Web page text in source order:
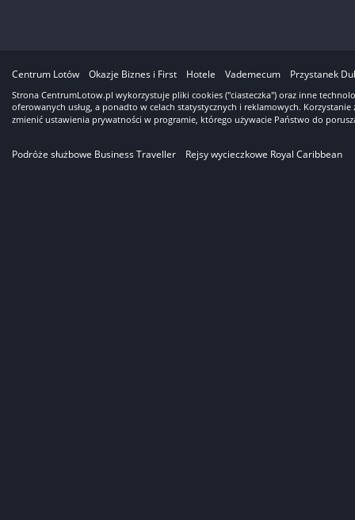
Centrum Lotów Okazje Biznes i First Hotele Vademecum Przystanek
Strona CentrumLotow.pl wykorzystuje pliki cookies ("ciasteczka") oraz inne
oferowanych usług, a ponadto w celach statystycznych i reklamowych.
zmienić ustawienia prywatności w programie, którego używacie Państwo do
Podróże służbowe Business Traveller Rejsy wycieczkowe Royal Caribbean